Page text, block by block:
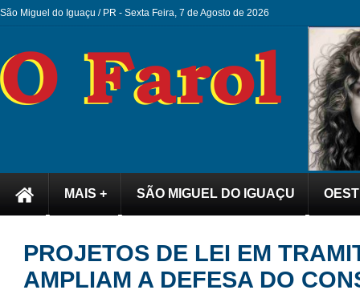
São Miguel do Iguaçu / PR - Sexta Feira, 7 de Agosto de 2026
MAIS + SÃO MIGUEL DO IGUAÇU
PROJETOS DE LEI EM
AMPLIAM A DEFESA DO